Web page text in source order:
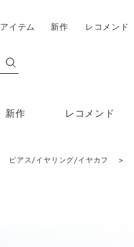
新作 レコメンド
アイテム 新作 レコメンド
ピアス/イヤリング/イヤカフ >